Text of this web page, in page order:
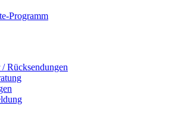
Programm
Rücksendungen